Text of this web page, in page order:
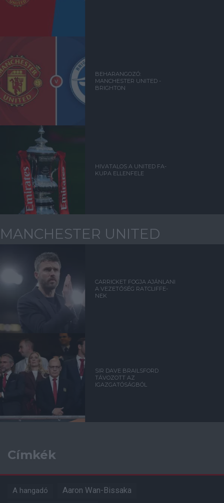
BEHARANGOZÓ:
MANCHESTER UNITED -
BRIGHTON
HIVATALOS A UNITED FA-
KUPA ELLENFELE
MANCHESTER UNITED
CARRICKET FOGJA AJÁNLANI
A VEZETŐSÉG RATCLIFFE-
NEK
SIR DAVE BRAILSFORD
TÁVOZOTT AZ
IGAZGATÓSÁGBÓL
Címkék
A hangadó Aaron Wan-Bissaka